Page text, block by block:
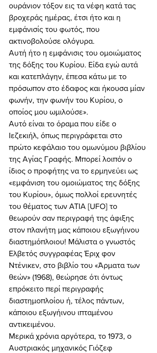
ουράνιον τόξον εις τα νέφη κατά τας
βροχεράς ημέρας, έτσι ήτο και η
εμφάνισίς του φωτός, που
ακτινοβολούσε ολόγυρα.
Αυτή ήτο η εμφάνισις του ομοιώματος
της δόξης του Κυρίου. Είδα εγώ αυτά
και κατεπλάγην, έπεσα κάτω με το
πρόσωπον στο έδαφος και ήκουσα μίαν
φωνήν, την φωνήν του Κυρίου, ο
οποίος μου ωμιλούσε».
Αυτό είναι το όραμα που είδε ο
Ιεζεκιήλ, όπως περιγράφεται στο
πρώτο κεφάλαιο του ομωνύμου βιβλίου
της Αγίας Γραφής. Μπορεί λοιπόν ο
ίδιος ο προφήτης να το ερμηνεύει ως
«εμφάνιση του ομοιώματος της δόξης
του Κυρίου», όμως πολλοί ερευνητές
του θέματος των ΑΤΙΑ [UFO] το
θεωρούν σαν περιγραφή της άφιξης
στον πλανήτη μας κάποιου εξωγήινου
διαστημόπλοιου! Μάλιστα ο γνωστός
Ελβετός συγγραφέας Έριχ φον
Ντένικεν, στο βιβλίο του «Άρματα των
θεών» (1968), θεώρησε ότι όντως
επρόκειτο περί περιγραφής
διαστημοπλοίου ή, τέλος πάντων,
κάποιου εξωγήινου ιπταμένου
αντικειμένου.
Μερικά χρόνια αργότερα, το 1973, ο
Αυστριακός μηχανικός Γιόζεφ